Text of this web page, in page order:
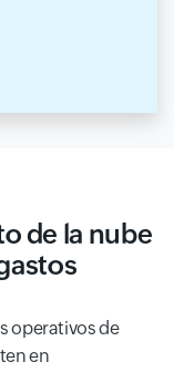
de la nube
operativos de
en